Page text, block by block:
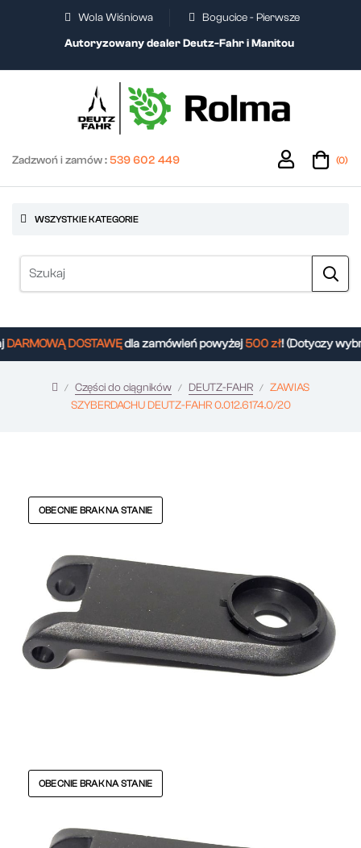
Wola Wiśniowa
Bogucice - Pierwsze
Autoryzowany dealer Deutz-Fahr i Manitou
Zadzwoń i zamów :539 602 449 (0)
WSZYSTKIE KATEGORIE
DOSTAWĘdla zamówień powyżej500 zł! (Dotyczy
Części do ciągników DEUTZ-FAHR
ZAWIAS
SZYBERDACHU DEUTZ-FAHR 0.012.6174.0/20
OBECNIE BRAK NA STANIE
OBECNIE BRAK NA STANIE